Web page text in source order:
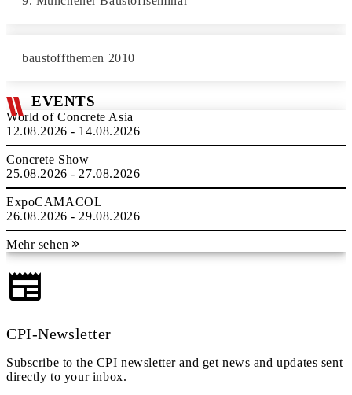
baustoffthemen 2010
EVENTS
World of Concrete Asia
12.08.2026 - 14.08.2026
Concrete Show
25.08.2026 - 27.08.2026
ExpoCAMACOL
26.08.2026 - 29.08.2026
Mehr sehen
CPI-Newsletter
Subscribe to the CPI newsletter and get news and updates sent
directly to your inbox.